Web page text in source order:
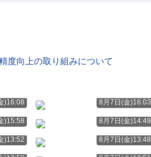
度向上の取り組みについて
)16:08 8月7日(金)16:03
)15:58 8月7日(金)14:49
)13:52 8月7日(金)13:48